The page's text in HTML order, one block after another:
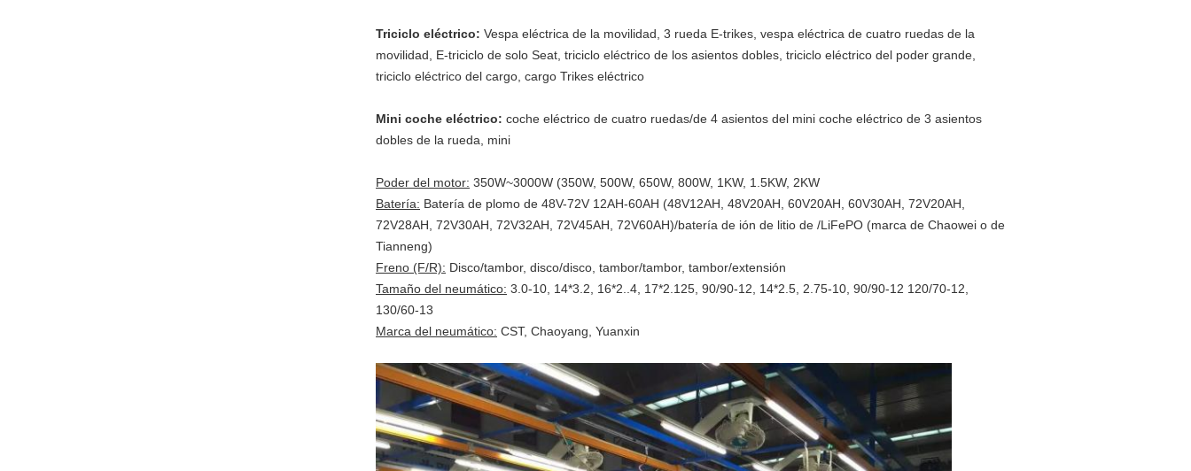
Triciclo eléctrico: Vespa eléctrica de la movilidad, 3 rueda E-trikes, vespa eléctrica de cuatro ruedas de la
movilidad, E-triciclo de solo Seat, triciclo eléctrico de los asientos dobles, triciclo eléctrico del poder grande,
triciclo eléctrico del cargo, cargo Trikes eléctrico
Mini coche eléctrico: coche eléctrico de cuatro ruedas/de 4 asientos del mini coche eléctrico de 3 asientos
dobles de la rueda, mini
Poder del motor: 350W~3000W (350W, 500W, 650W, 800W, 1KW, 1.5KW, 2KW
Batería: Batería de plomo de 48V-72V 12AH-60AH (48V12AH, 48V20AH, 60V20AH, 60V30AH, 72V20AH,
72V28AH, 72V30AH, 72V32AH, 72V45AH, 72V60AH)/batería de ión de litio de /LiFePO (marca de Chaowei o de
Tianneng)
Freno (F/R): Disco/tambor, disco/disco, tambor/tambor, tambor/extensión
Tamaño del neumático: 3.0-10, 14*3.2, 16*2..4, 17*2.125, 90/90-12, 14*2.5, 2.75-10, 90/90-12 120/70-12,
130/60-13
Marca del neumático: CST, Chaoyang, Yuanxin